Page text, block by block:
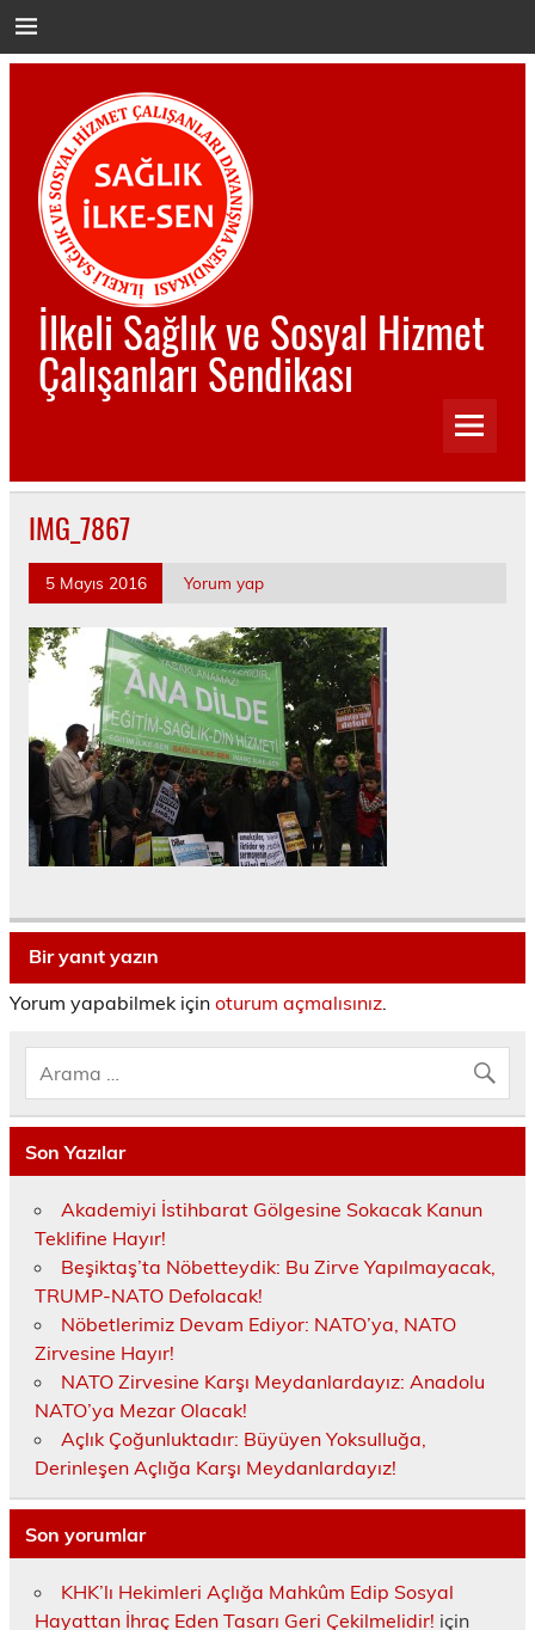
geç
İlkeli Sağlık ve Sosyal Hizmet
Çalışanları Sendikası
İlkeli Sağlık ve Sosyal Hizmet Çalışanları Sendikası
IMG_7867
5 Mayıs 2016 Yorum yap
Bir yanıt yazın
Yorum yapabilmek için oturum açmalısınız.
Son Yazılar
Akademiyi İstihbarat Gölgesine Sokacak Kanun
Teklifine Hayır!
Beşiktaş’ta Nöbetteydik: Bu Zirve Yapılmayacak,
TRUMP-NATO Defolacak!
Nöbetlerimiz Devam Ediyor: NATO’ya, NATO
Zirvesine Hayır!
NATO Zirvesine Karşı Meydanlardayız: Anadolu
NATO’ya Mezar Olacak!
Açlık Çoğunluktadır: Büyüyen Yoksulluğa,
Derinleşen Açlığa Karşı Meydanlardayız!
Son yorumlar
KHK’lı Hekimleri Açlığa Mahkûm Edip Sosyal
Hayattan İhraç Eden Tasarı Geri Çekilmelidir! için